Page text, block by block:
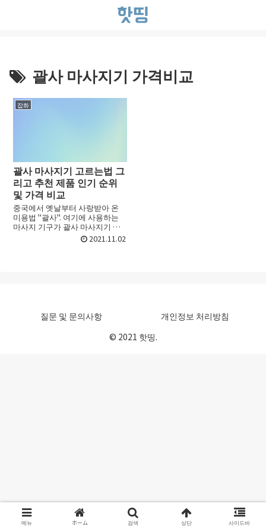
괄사 마사지기 가격비교
잡화
괄사 마사지기 고르는법 그
리고 추천 제품 인기 순위
및 가격 비교
중국에서 옛날부터 사랑받아 온
미용법 "괄사". 여기에 사용하는
마사지 기구가 괄사 마사지기 입
니다. 괄사 마사지기에 의한 마사
지는 신체의 피부 위를 문지르는
2021.11.02
질문 및 문의사항
개인정보 처리방침
© 2021 핫띵.
메뉴 ホーム 검색 상단 사이드바